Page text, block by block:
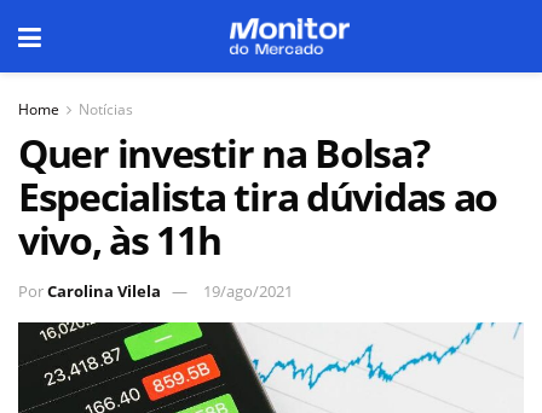
Home Notícias
Quer investir na Bolsa?
Especialista tira dúvidas ao
vivo, às 11h
PorCarolina Vilela 19/ago/2021